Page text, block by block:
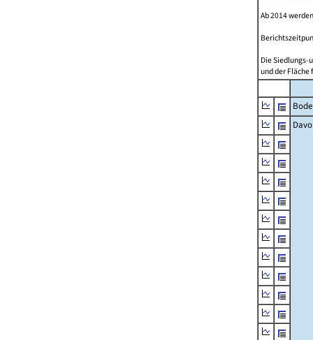
Ab 2014
Die Siedlungs-
und der Fläche